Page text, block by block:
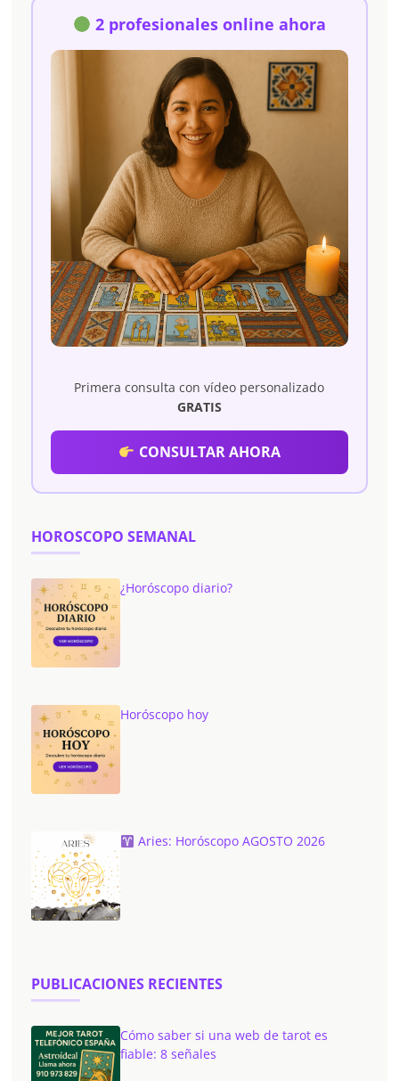
2 profesionales online ahora
Primera consulta con vídeo personalizado
GRATIS
CONSULTAR AHORA
HOROSCOPO SEMANAL
¿Horóscopo diario?
Horóscopo hoy
Aries: Horóscopo AGOSTO 2026
PUBLICACIONES RECIENTES
Cómo saber si una web de tarot es
fiable: 8 señales